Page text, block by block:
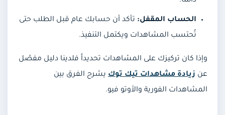
الحساب المقفل: تأكد أن حسابك عام قبل الطلب حتى
تُحتسب المشاهدات ويكتمل التنفيذ.
وإذا كان تركيزك على المشاهدات تحديداً فلدينا دليل مفصّل
عن زيادة مشاهدات تيك توك يشرح الفرق بين
المشاهدات الفورية والأوتو فيو.